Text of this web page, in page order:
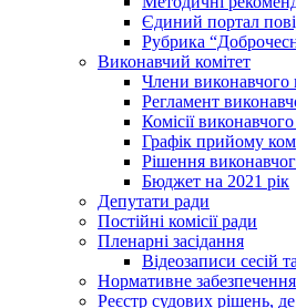
Єдиний портал
Рубрика
Виконавчий комітет
Члени виконавчого
Регламент
Комісії
Графік прийому
Рішення
Бюджет на 2021 рік
Депутати ради
Постійні комісії ради
Пленарні засідання
Відеозаписи сесій
Нормативне забезпечення
Реєстр судових рішень,